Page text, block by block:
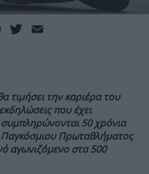
Facebook
Twitter
τιμήσει την καριέρα του
που έχει
50 χρόνια
Πρωταθλήματος
αγωνιζόμενο στα 500